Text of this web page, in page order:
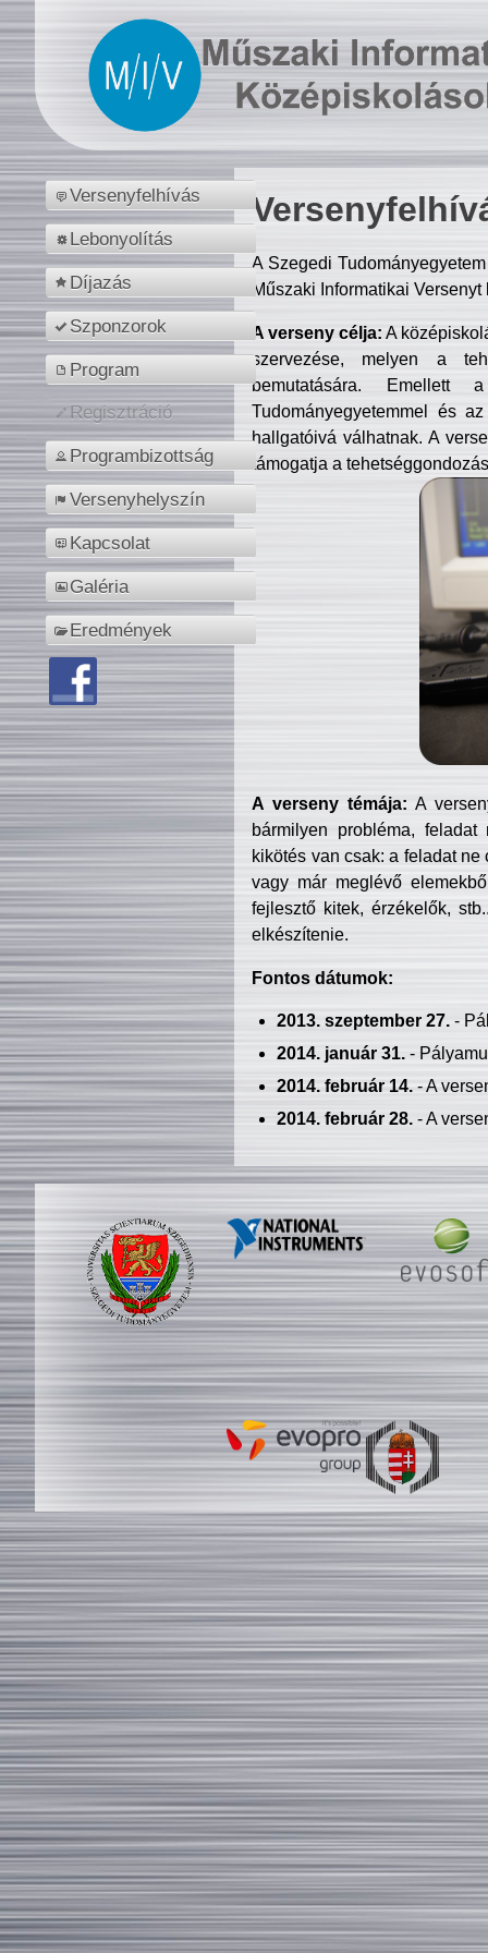
Versenyfelhívás
Lebonyolítás
Díjazás
Szponzorok
Program
Regisztráció
Programbizottság
Versenyhelyszín
Kapcsolat
Galéria
Eredmények
A Szegedi
Műszaki Informatikai
A verseny célja: A
szervezése, melyen a
bemutatására. Emellett
Tudományegyetemmel és
hallgatóivá válhatnak. A
támogatja a
A verseny témája: A
bármilyen probléma, feladat
kikötés van csak: a feladat
vagy már meglévő
fejlesztő kitek, érzékelők,
elkészítenie.
Fontos dátumok:
2013. szeptember 27.-
2014. január 31.-
2014. február 14.- A
2014. február 28.- A